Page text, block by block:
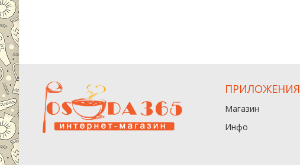
ПРИЛОЖЕНИЯ
Магазин
Инфо